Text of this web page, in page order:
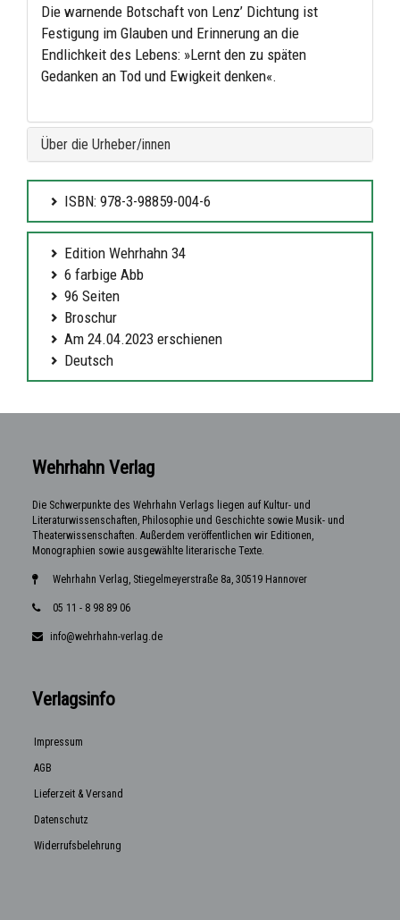
Die warnende Botschaft von Lenz’ Dichtung ist
Festigung im Glauben und Erinnerung an die
Endlichkeit des Lebens: »Lernt den zu späten
Gedanken an Tod und Ewigkeit denken«.
Über die Urheber/innen
ISBN: 978-3-98859-004-6
Edition Wehrhahn 34
6 farbige Abb
96 Seiten
Broschur
Am 24.04.2023 erschienen
Deutsch
Wehrhahn Verlag
Die Schwerpunkte des Wehrhahn Verlags liegen auf Kultur- und
Literaturwissenschaften, Philosophie und Geschichte sowie Musik- und
Theaterwissenschaften. Außerdem veröffentlichen wir Editionen,
Monographien sowie ausgewählte literarische Texte.
Wehrhahn Verlag, Stiegelmeyerstraße 8a, 30519 Hannover
05 11 - 8 98 89 06
info@wehrhahn-verlag.de
Verlagsinfo
Impressum
AGB
Lieferzeit & Versand
Datenschutz
Widerrufsbelehrung